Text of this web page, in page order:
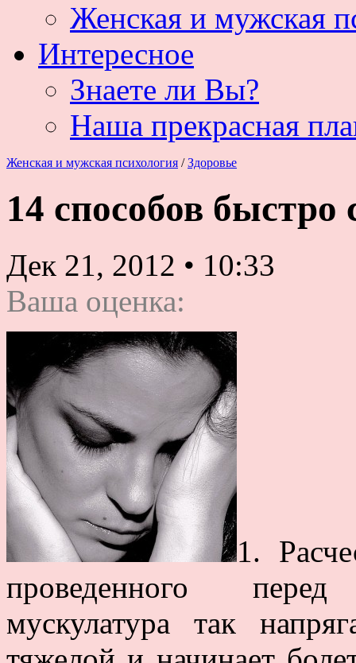
Женская и мужская
Интересное
Знаете ли Вы?
Наша прекрасная
Женская и мужская психология / Здоровье
14 способов быстро
Дек 21, 2012 • 10:33
Ваша оценка:
1.
проведенного
мускулатура так